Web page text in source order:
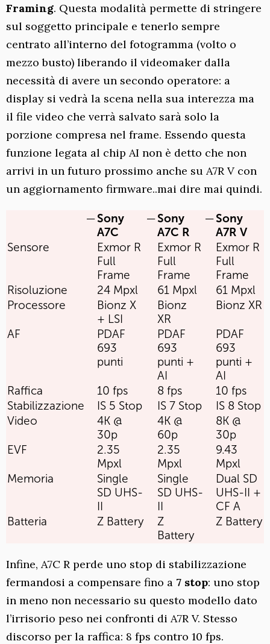
Framing. Questa modalità permette di stringere
sul soggetto principale e tenerlo sempre
centrato all’interno del fotogramma (volto o
mezzo busto) liberando il videomaker dalla
necessità di avere un secondo operatore: a
display si vedrà la scena nella sua interezza ma
il file video che verrà salvato sarà solo la
porzione compresa nel frame. Essendo questa
funzione legata al chip AI non è detto che non
arrivi in un futuro prossimo anche su A7R V con
un aggiornamento firmware..mai dire mai quindi.
—Sony
A7C
—Sony
A7C R
—Sony
A7R V
Sensore
Exmor R
Full
Frame
Exmor R
Full
Frame
Exmor R
Full
Frame
Risoluzione
24 Mpxl 61 Mpxl
61 Mpxl
Processore
Bionz X
+ LSI
Bionz
XR
Bionz XR
AF
PDAF
693
punti
PDAF
693
punti +
AI
PDAF
693
punti +
AI
Raffica
10 fps 8 fps
10 fps
Stabilizzazione
IS 5 Stop IS 7 Stop
IS 8 Stop
Video
4K @
30p
4K @
60p
8K @
30p
EVF
2.35
Mpxl
2.35
Mpxl
9.43
Mpxl
Memoria
Single
SD UHS-
II
Single
SD UHS-
II
Dual SD
UHS-II +
CF A
Batteria
Z Battery
Z
Battery
Z Battery
Infine, A7C R perde uno stop di stabilizzazione
fermandosi a compensare fino a 7 stop: uno stop
in meno non necessario su questo modello dato
l’irrisorio peso nei confronti di A7R V. Stesso
discorso per la raffica: 8 fps contro 10 fps.